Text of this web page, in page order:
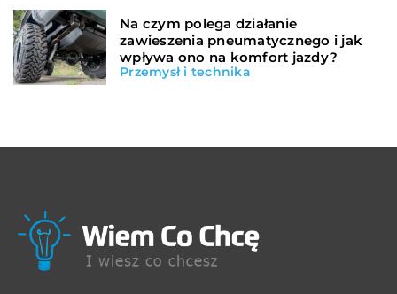
Na czym polega działanie
zawieszenia pneumatycznego i jak
wpływa ono na komfort jazdy?
Przemysł i technika